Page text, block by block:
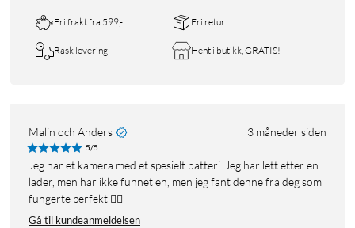
Fri frakt fra 599,- Fri retur
Rask levering Hent i butikk, GRATIS!
Malin och Anders 3 måneder siden
5/5
Jeg har et kamera med et spesielt batteri. Jeg har lett etter en
lader, men har ikke funnet en, men jeg fant denne fra deg som
fungerte perfekt 👍🏻
Gå til kundeanmeldelsen